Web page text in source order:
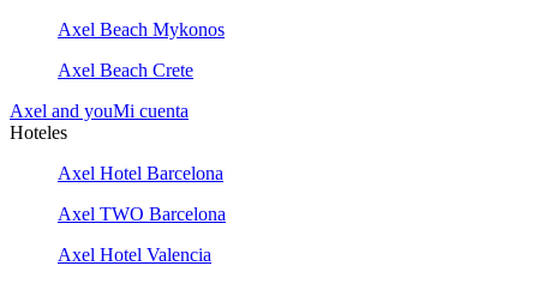
Axel Beach Mykonos
Axel Beach Crete
Axel and youMi cuenta
Hoteles
Axel Hotel Barcelona
Axel TWO Barcelona
Axel Hotel Valencia